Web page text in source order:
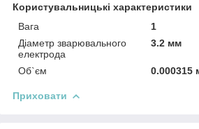
Користувальницькі характеристики
Вага
1
Діаметр зварювального
електрода
3.2 мм
Об`єм 0.000315
Приховати